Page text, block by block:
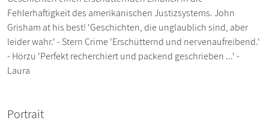
Fehlerhaftigkeit des amerikanischen Justizsystems. John
Grisham at his best! 'Geschichten, die unglaublich sind, aber
leider wahr.' - Stern Crime 'Erschütternd und nervenaufreibend.'
- Hörzu 'Perfekt recherchiert und packend geschrieben ...' -
Laura
Portrait